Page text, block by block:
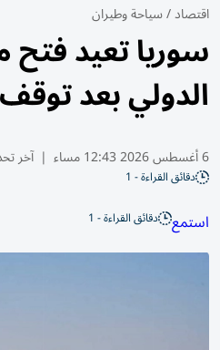
اقتصاد/سياحة وطيران
سوريا تعيد فتح
الدولي بعد توقف 14 عاماً
6 أغسطس 2026 12:43 مساء | آخر
دقائق القراءة - 1
استمع دقائق القراءة - 1